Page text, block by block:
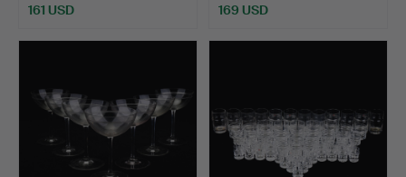
161 USD 169 USD